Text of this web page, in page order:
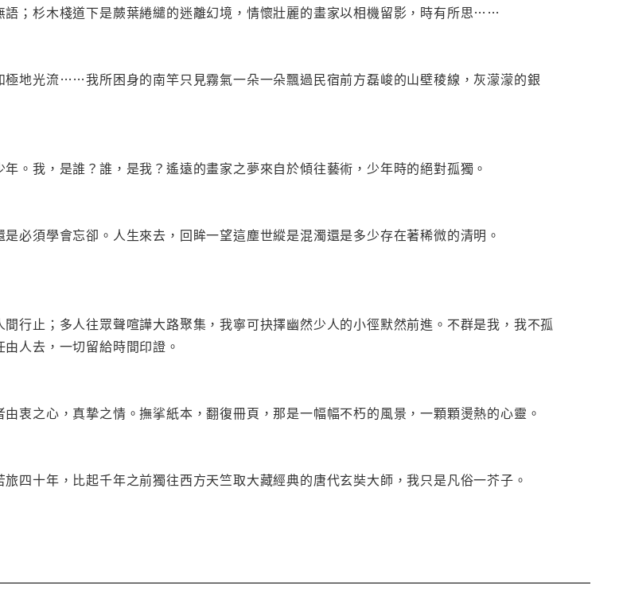
；杉木棧道下是蕨葉綣繾的迷離幻境，情懷壯麗的畫家以相機留影，時有所思……
極地光流……我所困身的南竿只見霧氣一朵一朵飄過民宿前方磊峻的山壁稜線，灰濛濛的銀
。我，是誰？誰，是我？遙遠的畫家之夢來自於傾往藝術，少年時的絕對孤獨。
必須學會忘卻。人生來去，回眸一望這塵世縱是混濁還是多少存在著稀微的清明。
行止；多人往眾聲喧譁大路聚集，我寧可抉擇幽然少人的小徑默然前進。不群是我，我不孤
人去，一切留給時間印證。
衷之心，真摯之情。撫挲紙本，翻復冊頁，那是一幅幅不朽的風景，一顆顆燙熱的心靈。
四十年，比起千年之前獨往西方天竺取大藏經典的唐代玄奘大師，我只是凡俗一芥子。